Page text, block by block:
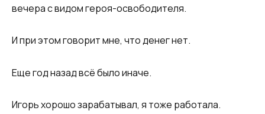
вечера с видом героя-освободителя.
И при этом говорит мне, что денег нет.
Еще год назад всё было иначе.
Игорь хорошо зарабатывал, я тоже работала.